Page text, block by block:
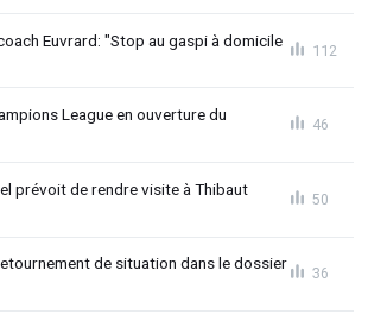
Euvrard: "Stop au gaspi à domicile
112
League en ouverture du
46
prévoit de rendre visite à Thibaut
50
de situation dans le dossier
36